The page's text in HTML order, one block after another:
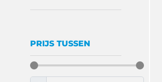
PRIJS TUSSEN